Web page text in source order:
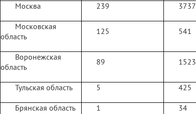
Москва 239 3737
Московская
область
125 541
Воронежская
область
89 1523
Тульская область 5 425
Брянская область 1 34